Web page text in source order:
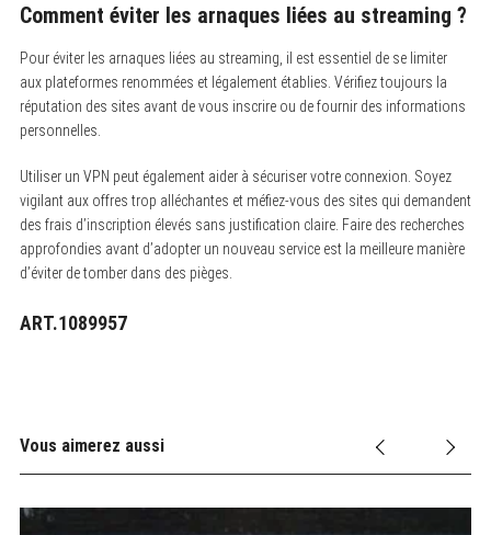
Comment éviter les arnaques liées au streaming ?
Pour éviter les arnaques liées au streaming, il est essentiel de se limiter
aux plateformes renommées et légalement établies. Vérifiez toujours la
réputation des sites avant de vous inscrire ou de fournir des informations
personnelles.
Utiliser un VPN peut également aider à sécuriser votre connexion. Soyez
vigilant aux offres trop alléchantes et méfiez-vous des sites qui demandent
des frais d’inscription élevés sans justification claire. Faire des recherches
approfondies avant d’adopter un nouveau service est la meilleure manière
d’éviter de tomber dans des pièges.
ART.1089957
Vous aimerez aussi